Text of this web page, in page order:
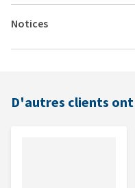
Notices
D'autres clients